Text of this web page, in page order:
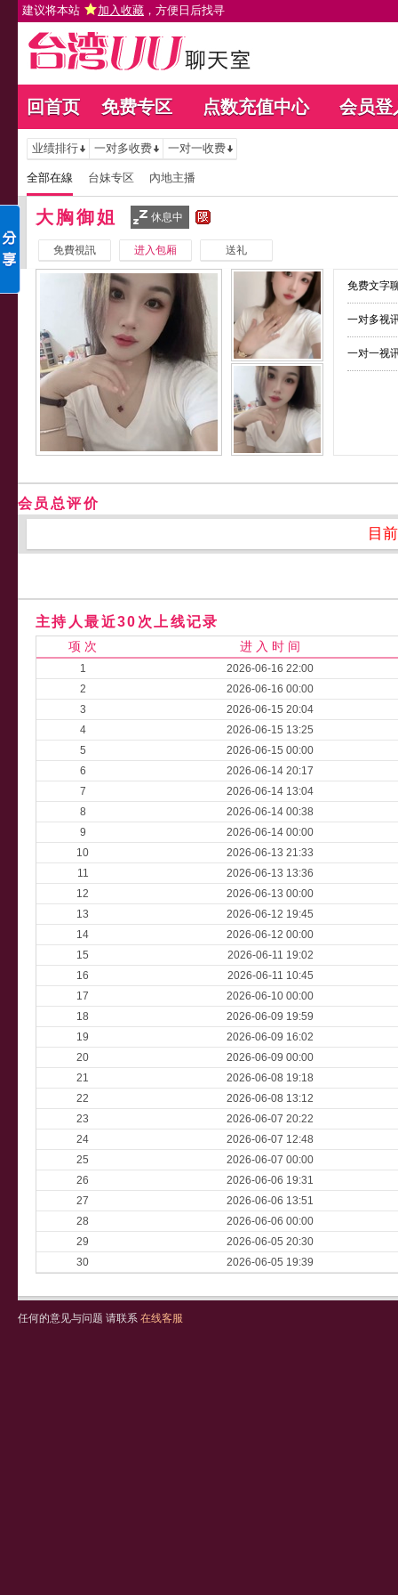
建议将本站 加入收藏 ，方便日后找寻
回首页 免费专区 点数充值中心 会员登
业绩排行 一对多收费 一对一收费
全部在線 台妹专区 內地主播
大胸御姐 休息中
免費視訊 进入包厢 送礼
免费文字
一对多视
一对一视
会员总评价
目
主持人最近30次上线记录
项 次 进 入 时 间
1
2026-06-16 22:00
2
2026-06-16 00:00
3
2026-06-15 20:04
4
2026-06-15 13:25
5
2026-06-15 00:00
6
2026-06-14 20:17
7
2026-06-14 13:04
8
2026-06-14 00:38
9
2026-06-14 00:00
10
2026-06-13 21:33
11
2026-06-13 13:36
12
2026-06-13 00:00
13
2026-06-12 19:45
14
2026-06-12 00:00
15
2026-06-11 19:02
16
2026-06-11 10:45
17
2026-06-10 00:00
18
2026-06-09 19:59
19
2026-06-09 16:02
20
2026-06-09 00:00
21
2026-06-08 19:18
22
2026-06-08 13:12
23
2026-06-07 20:22
24
2026-06-07 12:48
25
2026-06-07 00:00
26
2026-06-06 19:31
27
2026-06-06 13:51
28
2026-06-06 00:00
29
2026-06-05 20:30
30
2026-06-05 19:39
任何的意见与问题 请联系 在线客服